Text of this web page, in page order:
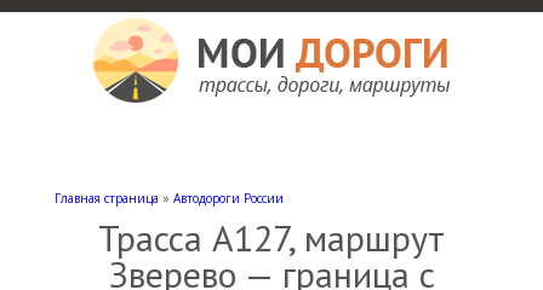
Главная страница » Автодороги России
Трасса А127, маршрут
Зверево — граница с